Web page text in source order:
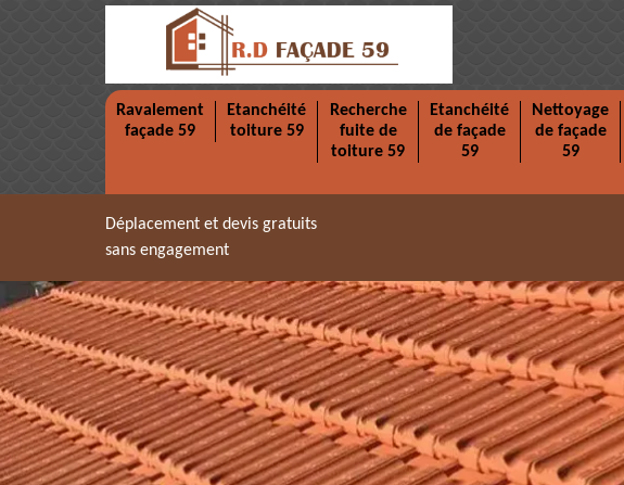
Ravalement
façade 59
Etanchéité
toiture 59
Recherche
fuite de
toiture 59
Etanchéité
de façade
59
Nettoyage
de façade
59
Déplacement et devis gratuits
sans engagement